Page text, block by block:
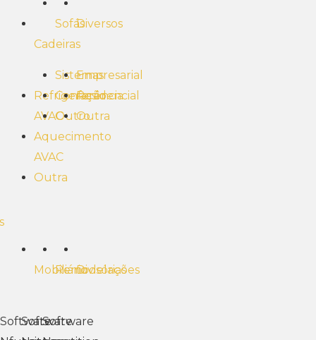
Cadeiras
Refrigeração
AVAC
Aquecimento
AVAC
Outra
Sofás
Sistemas
Conferência
Outro
Diversos
Empresarial
Residencial
Outra
Mobiliário
Software
Remodelações
Software
Divisórias
Software